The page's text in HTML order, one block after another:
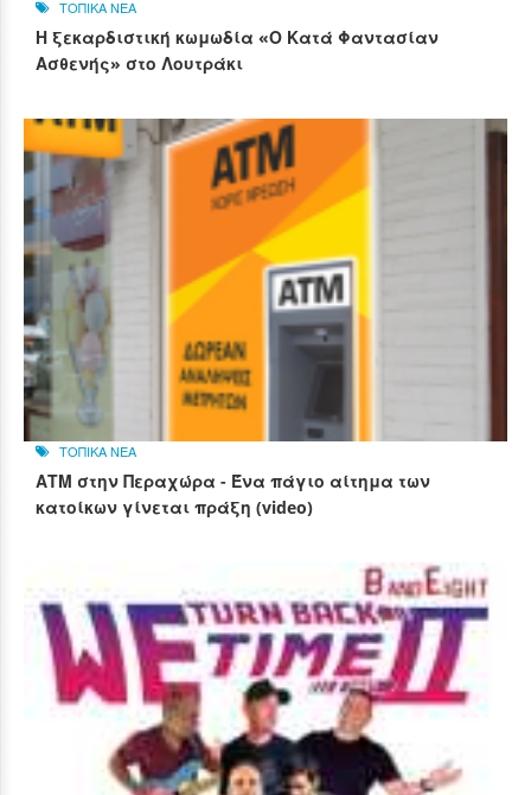
ΤΟΠΙΚΑ ΝΕΑ
Η ξεκαρδιστική κωμωδία «Ο Κατά Φαντασίαν
Ασθενής» στο Λουτράκι
ΤΟΠΙΚΑ ΝΕΑ
ΑΤΜ στην Περαχώρα - Ένα πάγιο αίτημα των
κατοίκων γίνεται πράξη (video)